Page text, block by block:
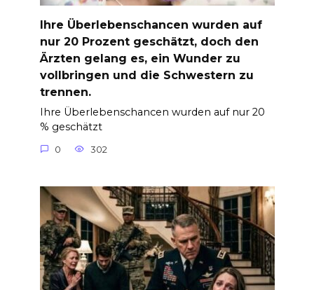
Ihre Überlebenschancen wurden auf
nur 20 Prozent geschätzt, doch den
Ärzten gelang es, ein Wunder zu
vollbringen und die Schwestern zu
trennen.
Ihre Überlebenschancen wurden auf nur 20
% geschätzt
0 302